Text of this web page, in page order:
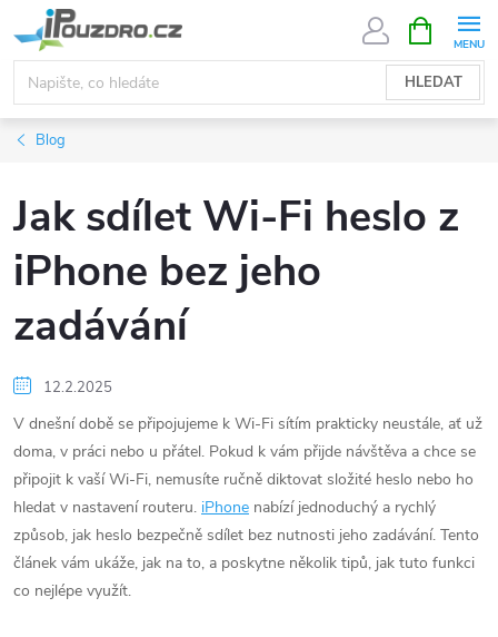
na
obsah
HLEDAT
NÁKUPNÍ
KOŠÍK
Blog
Jak sdílet Wi-Fi heslo z
iPhone bez jeho
zadávání
12.2.2025
V dnešní době se připojujeme k Wi-Fi sítím prakticky neustále, ať už
doma, v práci nebo u přátel. Pokud k vám přijde návštěva a chce se
připojit k vaší Wi-Fi, nemusíte ručně diktovat složité heslo nebo ho
hledat v nastavení routeru. iPhone nabízí jednoduchý a rychlý
způsob, jak heslo bezpečně sdílet bez nutnosti jeho zadávání. Tento
článek vám ukáže, jak na to, a poskytne několik tipů, jak tuto funkci
co nejlépe využít.